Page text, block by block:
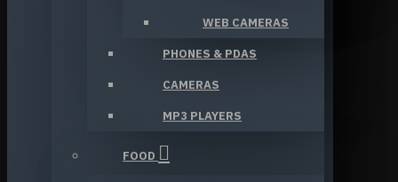
WEB CAMERAS
PHONES & PDAS
CAMERAS
MP3 PLAYERS
FOOD